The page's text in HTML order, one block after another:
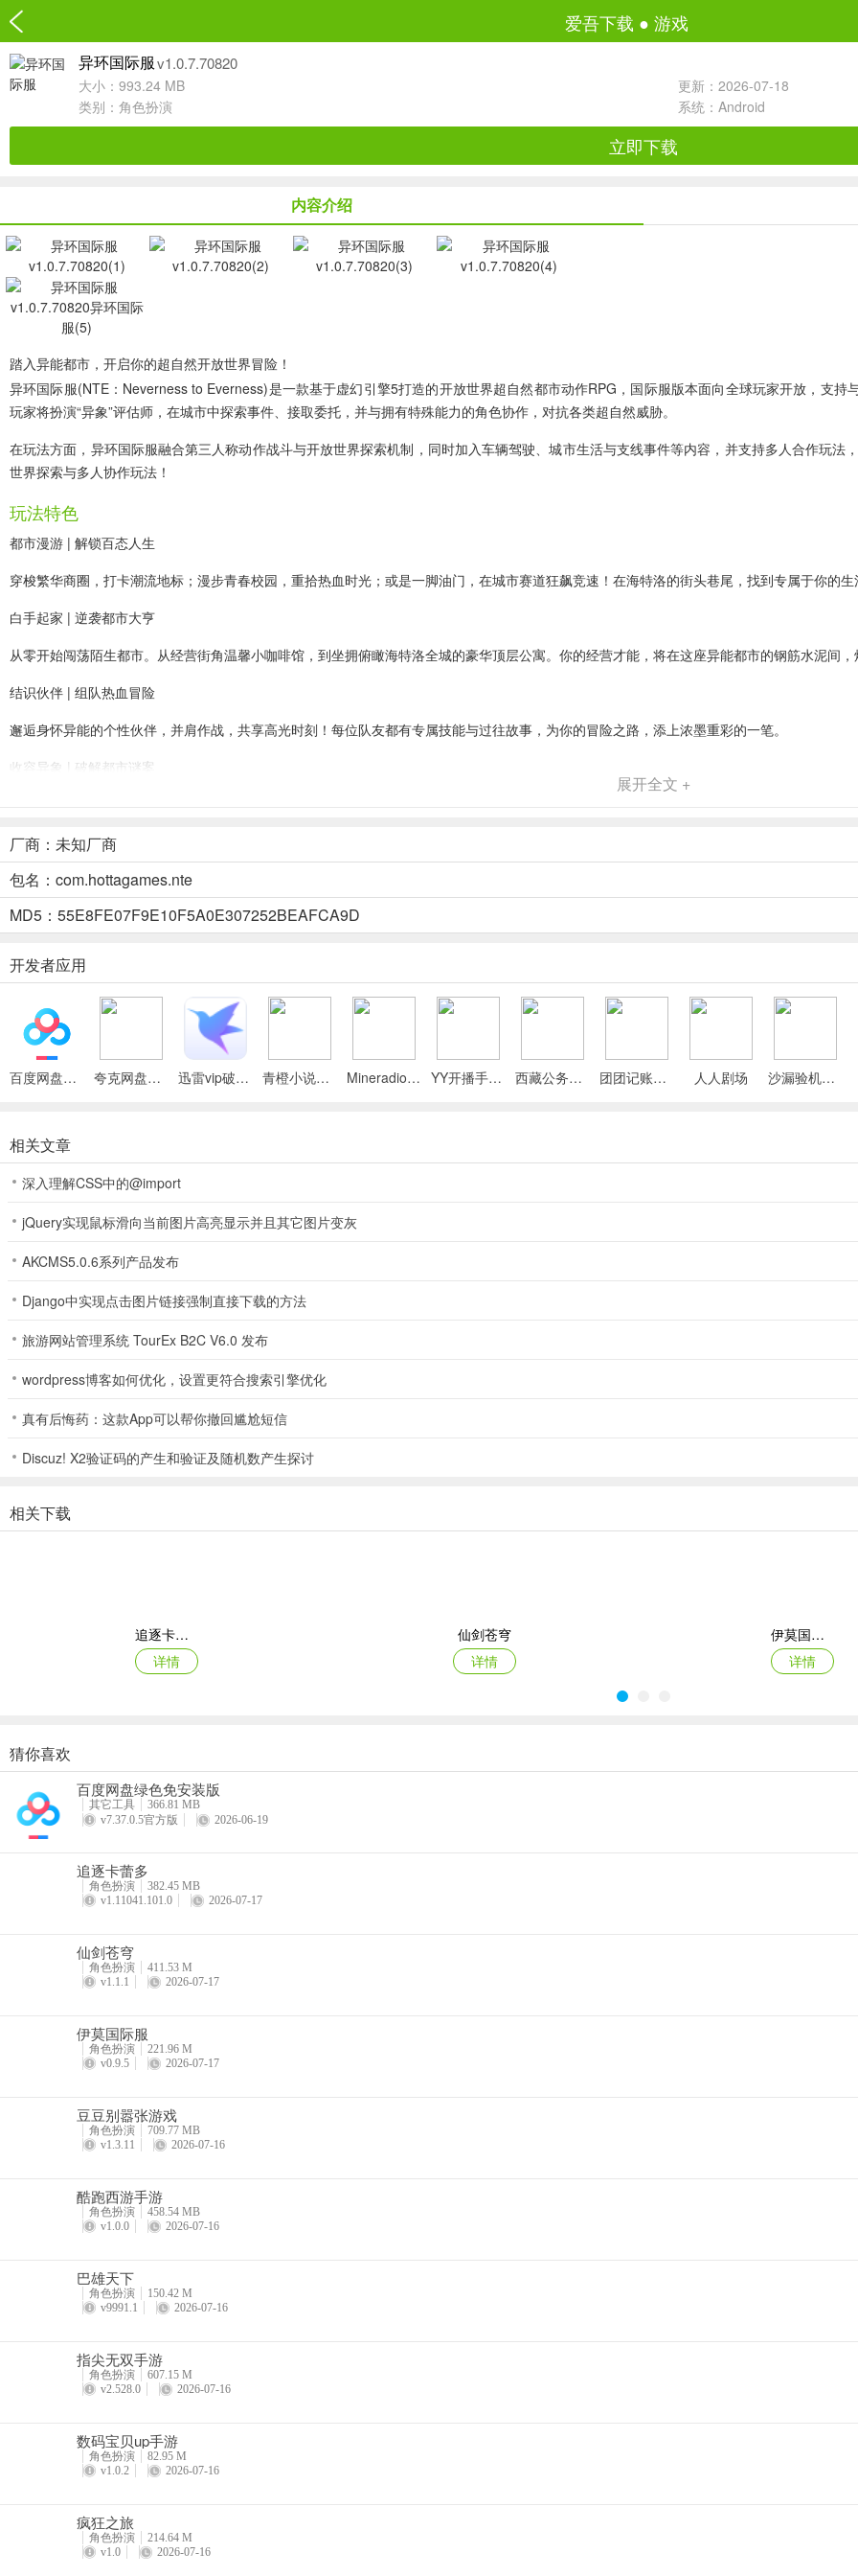
爱吾下载 ● 游戏
异环国际服 v1.0.7.70820
大小：993.24 MB
更新：2026-07-18
类别： 角色扮演 系统：Android
立即下载
内容介绍
踏入异能都市，开启你的超自然开放世界冒险！
异环国际服(NTE：Neverness to Everness)是一款基于虚幻引擎5打造的开放世界超自然都市动作RPG，国际服版本面向全球玩家开放，支
玩家将扮演“异象”评估师，在城市中探索事件、接取委托，并与拥有特殊能力的角色协作，对抗各类超自然威胁。
在玩法方面，异环国际服融合第三人称动作战斗与开放世界探索机制，同时加入车辆驾驶、城市生活与支线事件等内容，并支持多人合作玩
世界探索与多人协作玩法！
玩法特色
都市漫游 | 解锁百态人生
穿梭繁华商圈，打卡潮流地标；漫步青春校园，重拾热血时光；或是一脚油门，在城市赛道狂飙竞速！在海特洛的街头巷尾，找到专属于你的生
白手起家 | 逆袭都市大亨
从零开始闯荡陌生都市。从经营街角温馨小咖啡馆，到坐拥俯瞰海特洛全城的豪华顶层公寓。你的经营才能，将在这座异能都市的钢筋水泥间，
结识伙伴 | 组队热血冒险
邂逅身怀异能的个性伙伴，并肩作战，共享高光时刻！每位队友都有专属技能与过往故事，为你的冒险之路，添上浓墨重彩的一笔。
收容异象 | 破解都市谜案
异环国际服新手升级攻略
在《异环国际服》中，升级机制与大多数抽卡游戏有所不同。游戏世界和菜单中散布着大量经验值来源，而了解哪些来源应优先获取，将对你的
1、为何30级是你的首个真正目标
达到30级后，地下城才会开始掉落传奇（金色）装备和神器。在此之前，地下城仅掉落蓝色和紫色稀有度的装备，而这些装备在达到30级后几
力系统）。
在20级、40级和50级时，你还会遇到世界升阶任务。这些任务是提升世界等级并全面提高奖励品质的必要条件，因此请务必完成。
2、异环国际服中的所有经验值来源
（1）每日任务：每天1500经验值
这是游戏中单位时间投入产出比最高的经验值来源。请在探索指南中找到这些任务，并坚持每天完成，绝不间断。
（2）主线任务和支线任务：每个可获得1000至1500点经验值
尽可能推进主线剧情（剧集）和角色支线剧情（衍生篇）。支线任务每次奖励1000至1500经验值，在游戏前期积累速度极快。
这些是完成战斗教程或角色升级等特定里程碑任务。每个任务奖励100点经验值，但真正的价值在于额外奖励：翡翠、安努利特以及主角的免
注意：高风险任务不会提供经验值。它们会奖励安努利特等资源，但如果你目前唯一的目标是尽快升到30级，建议暂时跳过这些任务，专注于普
（5）蓝色任务：250至400经验值
这些散布在地图各处的小任务，例如打开灯或与物品互动。有些只奖励金钱，但其他任务则会奖励250至400经验值。在探索过程中顺便完成这些
（6）消耗像素：200至300经验值
消耗耐力可获得额外经验值奖励。刷副本获取材料每次可获200经验值，完成每周挑战可获300经验值。请注意：在30级之前，请仅将像素用于
所”解锁后再回来即可。
（8）解锁信号塔：每座100经验值
乌鸦是散布在地图各处的收藏品。一旦找到，将其上交至女巫小屋，每次上交可获得200经验值。在探索过程中，建议持续进行此项活动。
（10）解锁电话亭：每次50经验值
展开全文 +
厂商：未知厂商
包名：com.hottagames.nte
MD5：55E8FE07F9E10F5A0E307252BEAFCA9D
开发者应用
百度网盘绿色免安装Pc电脑版 夸克网盘官方正式版 迅雷vip破解版永久会员2024版 青橙小说App Mineradio手机版 YY开播手机版 西藏公务出行app 团团记账App 人人剧场 沙漏验机手机版
相关文章
深入理解CSS中的@import
jQuery实现鼠标滑向当前图片高亮显示并且其它图片变灰
AKCMS5.0.6系列产品发布
Django中实现点击图片链接强制直接下载的方法
旅游网站管理系统 TourEx B2C V6.0 发布
wordpress博客如何优化，设置更符合搜索引擎优化
真有后悔药：这款App可以帮你撤回尴尬短信
Discuz! X2验证码的产生和验证及随机数产生探讨
相关下载
追逐卡蕾多
详情
仙剑苍穹
详情
伊莫国际服
详情
酷跑西游手游
详情
巴雄天下
指尖无双手游
猜你喜欢
百度网盘绿色免安装版
其它工具
366.81 MB
v7.37.0.5官方版
2026-06-19
追逐卡蕾多
角色扮演
382.45 MB
v1.11041.101.0
2026-07-17
仙剑苍穹
角色扮演
411.53 M
v1.1.1
2026-07-17
伊莫国际服
角色扮演
221.96 M
v0.9.5
2026-07-17
豆豆别嚣张游戏
角色扮演
709.77 MB
v1.3.11
2026-07-16
酷跑西游手游
角色扮演
458.54 MB
v1.0.0
2026-07-16
巴雄天下
角色扮演
150.42 M
v9991.1
2026-07-16
指尖无双手游
角色扮演
607.15 M
v2.528.0
2026-07-16
数码宝贝up手游
角色扮演
82.95 M
v1.0.2
2026-07-16
疯狂之旅
角色扮演
214.64 M
v1.0
2026-07-16